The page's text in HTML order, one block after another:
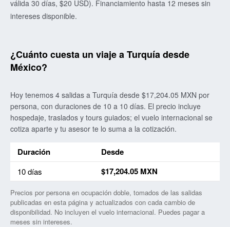
válida 30 días, $20 USD). Financiamiento hasta 12 meses sin
intereses disponible.
¿Cuánto cuesta un viaje a Turquía desde
México?
Hoy tenemos 4 salidas a Turquía desde $17,204.05 MXN por
persona, con duraciones de 10 a 10 días. El precio incluye
hospedaje, traslados y tours guiados; el vuelo internacional se
cotiza aparte y tu asesor te lo suma a la cotización.
Duración Desde
10 días $17,204.05 MXN
Precios por persona en ocupación doble, tomados de las salidas
publicadas en esta página y actualizados con cada cambio de
disponibilidad. No incluyen el vuelo internacional. Puedes pagar a
meses sin intereses.